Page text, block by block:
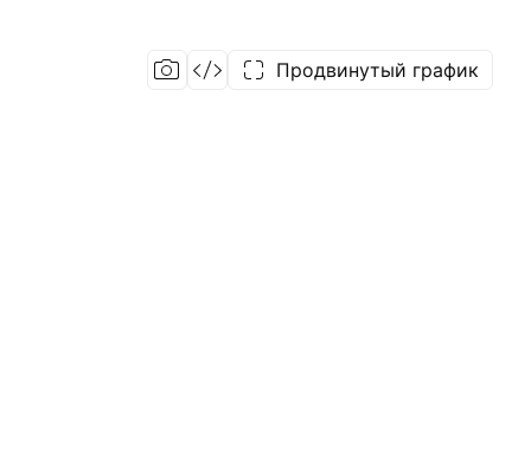
Продвинутый график